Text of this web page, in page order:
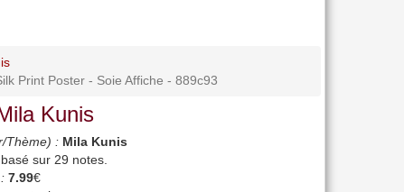
Print Poster - Soie Affiche - 889c93
Kunis
Thème) : Mila Kunis
sur 29 notes.
7.99€